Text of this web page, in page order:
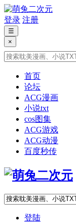
登录 注册
☰
×
首页
论坛
ACG漫画
小说txt
cos图集
ACG游戏
ACG动漫
百度秒传
登陆